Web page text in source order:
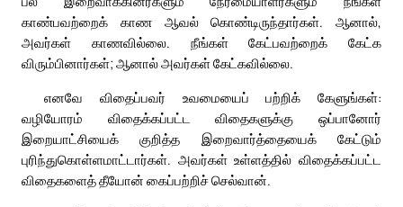
காண்பவற்றைக் காண ஆவல் கொண்டிருந்தார்கள். ஆனால்,
அவர்கள் காணவில்லை. நீங்கள் கேட்பவற்றைக் கேட்க
விரும்பினார்கள்; ஆனால் அவர்கள் கேட்கவில்லை.
எனவே விதைப்பவர் உவமையைப் பற்றிக் கேளுங்கள்:
வழியோரம் விதைக்கப்பட்ட விதைகளுக்கு ஒப்பானோர்
இறையாட்சியைக் குறித்த இறைவார்த்தையைக் கேட்டும்
புரிந்துகொள்ளமாட்டார்கள். அவர்கள் உள்ளத்தில் விதைக்கப்பட்ட
விதைகளைத் தீயோன் கைப்பற்றிச் செல்வான்.